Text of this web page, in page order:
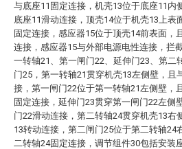
与底座11固定连接，机壳13位于底座11内
底座11滑动连接，顶壳14位于机壳13上表
固定连接，感应器15位于顶壳14前表面，
连接，感应器15与外部电源电性连接，拦
一转轴21、第一闸门22、延伸门23、第二
门25，第一转轴21贯穿机壳13左侧壁，且
接，第一闸门22位于第一转轴21左侧壁，
固定连接，延伸门23贯穿第一闸门22左侧
门22滑动连接，第二转轴24贯穿机壳13右
13转动连接，第二闸门25位于第二转轴24
二转轴24固定连接，调节组件30包括安装